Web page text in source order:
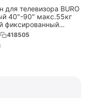
для телевизора BURO
40"-90" макс.55кг
фиксированный
418505